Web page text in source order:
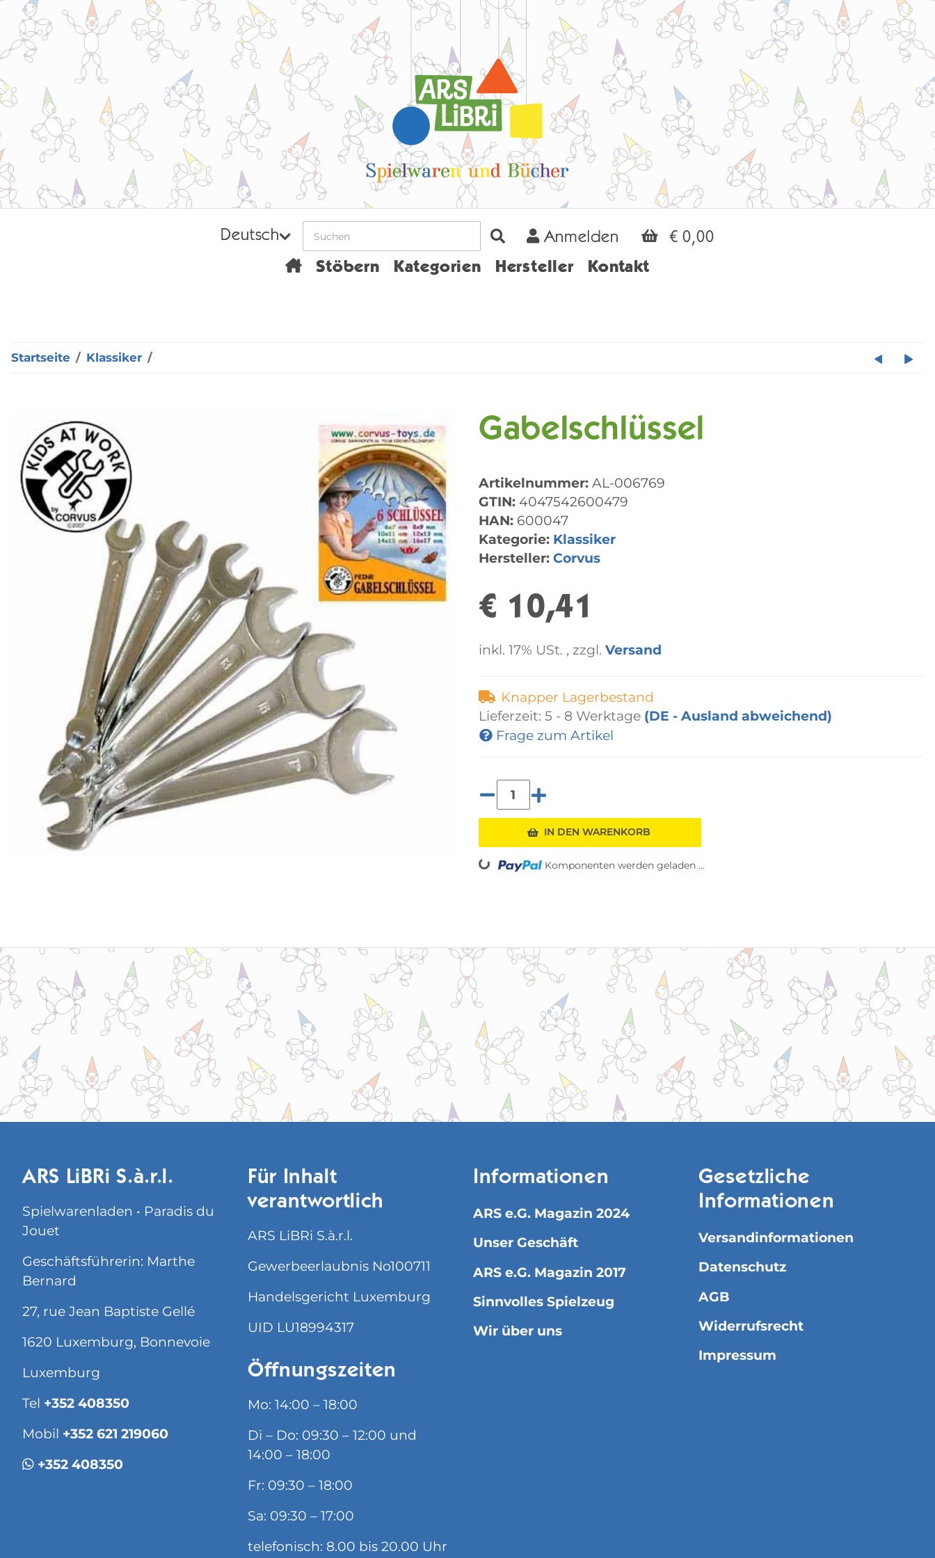
Deutsch
Home
Stöbern Kategorien Hersteller Kontakt
Anmelden € 0,00
Startseite Klassiker
Gabelschlüssel
Artikelnummer: AL-006769
GTIN: 4047542600479
HAN: 600047
Kategorie: Klassiker
Hersteller: Corvus
€ 10,41
inkl. 17% USt. , zzgl. Versand
Knapper Lagerbestand
Lieferzeit: 5 - 8 Werktage (DE - Ausland abweichend)
Frage zum Artikel
IN DEN WARENKORB
Loading... Komponenten werden geladen ...
ARS LiBRi S.à.r.l.
Spielwarenladen • Paradis du
Jouet
Geschäftsführerin: Marthe
Bernard
27, rue Jean Baptiste Gellé
1620 Luxemburg, Bonnevoie
Luxemburg
Tel +352 408350
Mobil +352 621 219060
+352 408350
Für Inhalt
verantwortlich
ARS LiBRi S.à.r.l.
Gewerbeerlaubnis No100711
Handelsgericht Luxemburg
UID LU18994317
Öffnungszeiten
Mo: 14:00 – 18:00
Di – Do: 09:30 – 12:00 und
14:00 – 18:00
Fr: 09:30 – 18:00
Sa: 09:30 – 17:00
telefonisch: 8.00 bis 20.00 Uhr
Informationen
ARS e.G. Magazin 2024
Unser Geschäft
ARS e.G. Magazin 2017
Sinnvolles Spielzeug
Wir über uns
Gesetzliche
Informationen
Versandinformationen
Datenschutz
AGB
Widerrufsrecht
Impressum